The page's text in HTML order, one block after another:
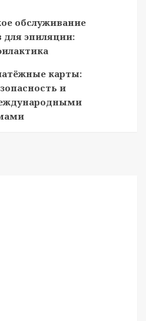
обслуживание
для эпиляции:
карты:
и